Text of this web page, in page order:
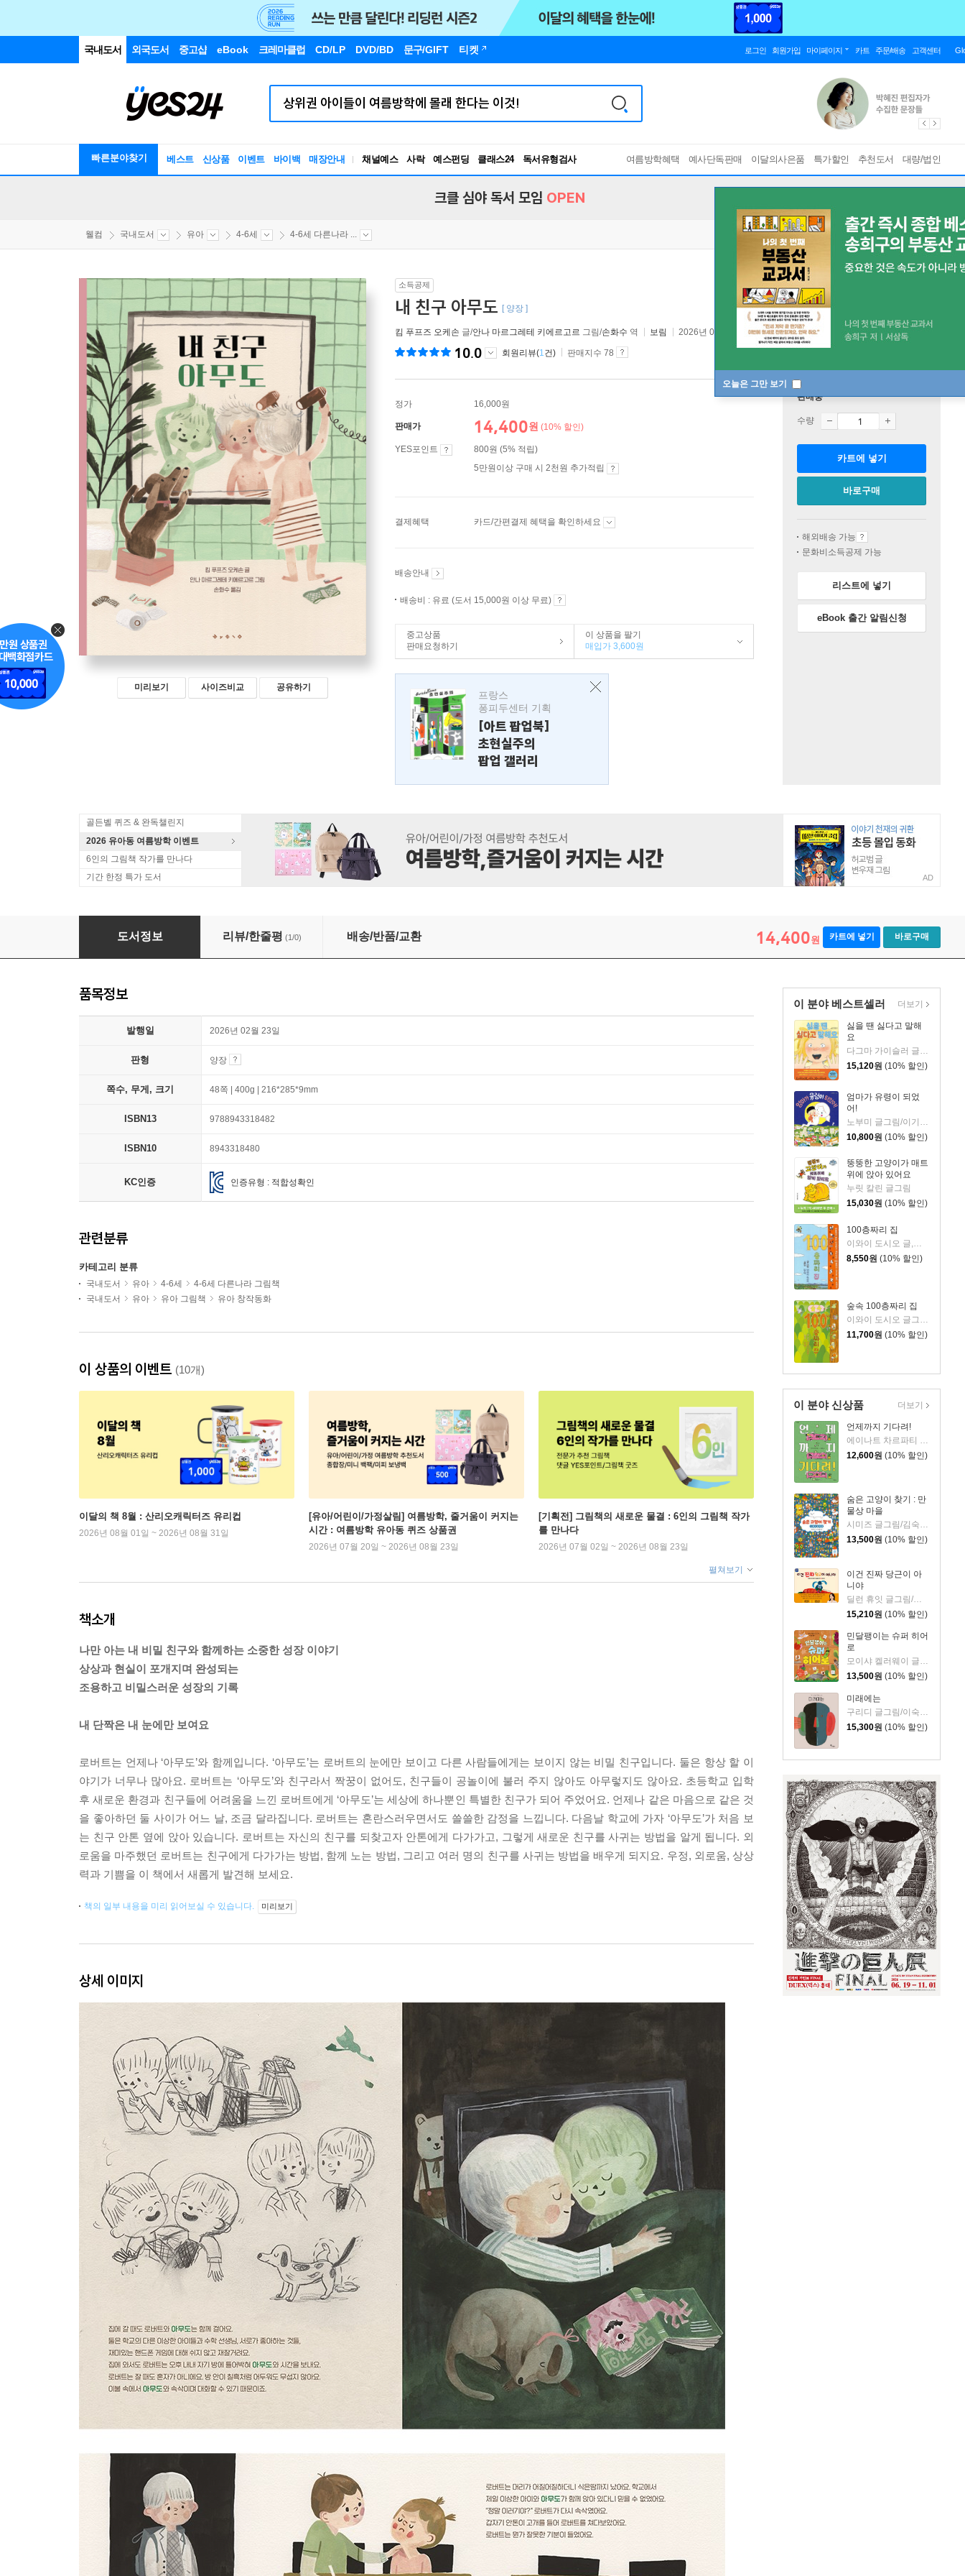
국내도서 외국도서 중고샵 eBook 크레마클럽 CD/LP DVD/BD 문구/GIFT 티켓 로그인 회원가입 마이페이지 카트 주문/배송 고객센터
빠른분야찾기 베스트 신상품 이벤트 바이백 매장안내 채널예스 사락 예스펀딩 클래스24
독서유형검사
RBTI Lab
여름방학혜택 예사단독판매 이달의사은품 특가할인 추천도서 대량/법인
오늘은 그만 보기
크클 심야 독서 모임 OPEN
웰컴 국내도서 유아 4-6세 4-6세 다른나라 ...
미리보기 사이즈비교 공유하기
소득공제
내 친구 아무도 [ 양장 ]
킴 푸프즈 오케손 글/안나 마르그레테 키에르고르 그림/손화수 역 보림 2026년 02월 23일
10.0 회원리뷰(1건) 판매지수 78
정가 16,000원
판매가 14,400원 (10% 할인)
YES포인트
800원 (5% 적립)
5만원이상 구매 시 2천원 추가적립
결제혜택 카드/간편결제 혜택을 확인하세요
배송안내
배송비 : 유료 (도서 15,000원 이상 무료)
중고상품
판매요청하기
이 상품을 팔기
매입가 3,600원
프랑스
퐁피두센터 기획
[아트 팝업북]
초현실주의
팝업 갤러리
판매중
수량
카트에 넣기
바로구매
해외배송 가능
문화비소득공제 가능
리스트에 넣기
eBook 출간 알림신청
골든벨 퀴즈 & 완독챌린지
2026 유아동 여름방학 이벤트
6인의 그림책 작가를 만나다
기간 한정 특가 도서
AD
내 친구 아무도
도서정보 리뷰/한줄평 (1/0) 배송/반품/교환 14,400원 카트에 넣기 바로구매
이 분야 베스트셀러
싫을 땐 싫다고 말해
요
다그마 가이슬러 글/박소영 역
15,120원 (10% 할인)
엄마가 유령이 되었
어!
노부미 글그림/이기웅 역
10,800원 (10% 할인)
뚱뚱한 고양이가 매트
위에 앉아 있어요
누릿 칼린 글그림
15,030원 (10% 할인)
100층짜리 집
이와이 도시오 글,그림/김숙 역
8,550원 (10% 할인)
숲속 100층짜리 집
11,700원 (10% 할인)
더보기
이 분야 신상품
언제까지 기다려!
에이나트 차르파티 글그림/정재원 역
12,600원 (10% 할인)
숨은 고양이 찾기 : 만
물상 마을
13,500원 (10% 할인)
이건 진짜 당근이 아
니야
15,210원 (10% 할인)
민달팽이는 슈퍼 히어
로
13,500원 (10% 할인)
미래에는
구리디 글그림/이숙진 역
15,300원 (10% 할인)
더보기
품목정보
발행일 2026년 02월 23일
판형 양장
쪽수, 무게, 크기 48쪽 | 400g | 216*285*9mm
ISBN13 9788943318482
ISBN10 8943318480
KC인증 인증유형 : 적합성확인
관련분류
카테고리 분류
국내도서 유아 4-6세
4-6세 다른나라 그림책
국내도서
유아 유아 그림책 유아 창작동화
이 상품의 이벤트 (10개)
이달의 책 8월 : 산리오캐릭터즈 유리컵
2026년 08월 01일 ~ 2026년 08월 31일
[유아/어린이/가정살림] 여름방학, 줄거움이 커지는
시간 : 여름방학 유아동 퀴즈 상품권
2026년 07월 20일 ~ 2026년 08월 23일
[기획전] 그림책의 새로운 물결 : 6인의 그림책 작가
를 만나다
2026년 07월 02일 ~ 2026년 08월 23일
펼쳐보기
책소개
나만 아는 내 비밀 친구와 함께하는 소중한 성장 이야기
상상과 현실이 포개지며 완성되는
조용하고 비밀스러운 성장의 기록
내 단짝은 내 눈에만 보여요
로버트는 언제나 ‘아무도’와 함께입니다. ‘아무도’는 로버트의 눈에만 보이고 다른 사람들에게는 보이지 않는 비밀 친구입니다. 둘은 항상 할 이
야기가 너무나 많아요. 로버트는 ‘아무도’와 친구라서 짝꿍이 없어도, 친구들이 공놀이에 불러 주지 않아도 아무렇지도 않아요. 초등학교 입학
후 새로운 환경과 친구들에 어려움을 느낀 로버트에게 ‘아무도’는 세상에 하나뿐인 특별한 친구가 되어 주었어요. 언제나 같은 마음으로 같은 것
을 좋아하던 둘 사이가 어느 날, 조금 달라집니다. 로버트는 혼란스러우면서도 쓸쓸한 감정을 느낍니다. 다음날 학교에 가자 ‘아무도’가 처음 보
는 친구 안톤 옆에 앉아 있습니다. 로버트는 자신의 친구를 되찾고자 안톤에게 다가가고, 그렇게 새로운 친구를 사귀는 방법을 알게 됩니다. 외
로움을 마주했던 로버트는 친구에게 다가가는 방법, 함께 노는 방법, 그리고 여러 명의 친구를 사귀는 방법을 배우게 되지요. 우정, 외로움, 상상
력과 기쁨을 이 책에서 새롭게 발견해 보세요.
책의 일부 내용을 미리 읽어보실 수 있습니다. 미리보기
상세 이미지